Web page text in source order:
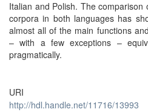
Italian and Polish. The
corpora in both languages has
almost all of the main functions
– with a few exceptions –
pragmatically.
URI
http://hdl.handle.net/11716/13993